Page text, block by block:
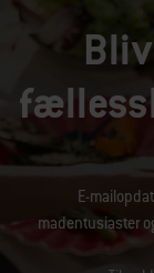
E-
madentusiaster